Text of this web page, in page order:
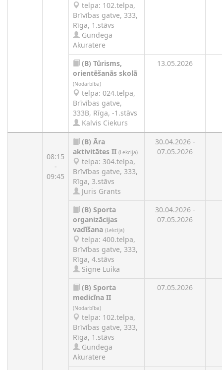
telpa: 102.telpa,
Brīvības gatve, 333,
Rīga, 1.stāvs
Gundega
Akuratere
(B) Tūrisms,
orientēšanās skolā
(Nodarbība)
telpa: 024.telpa,
Brīvības gatve,
333B, Rīga, -1.stāvs
Kalvis Ciekurs
13.05.2026
08:15
-
09:45
(B) Āra
aktivitātes II (Lekcija)
telpa: 304.telpa,
Brīvības gatve, 333,
Rīga, 3.stāvs
Juris Grants
30.04.2026 -
07.05.2026
(B) Sporta
organizācijas
vadīšana (Lekcija)
telpa: 400.telpa,
Brīvības gatve, 333,
Rīga, 4.stāvs
Signe Luika
30.04.2026 -
07.05.2026
(B) Sporta
medicīna II
(Nodarbība)
telpa: 102.telpa,
Brīvības gatve, 333,
Rīga, 1.stāvs
Gundega
Akuratere
07.05.2026